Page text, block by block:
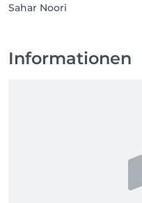
Sahar Noori
Informationen